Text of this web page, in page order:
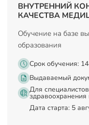
ВНУТРЕННИЙ
КАЧЕСТВА
Обучение на базе
образования
Срок обучения:
Выдаваемый
Для
Дата старта: 5